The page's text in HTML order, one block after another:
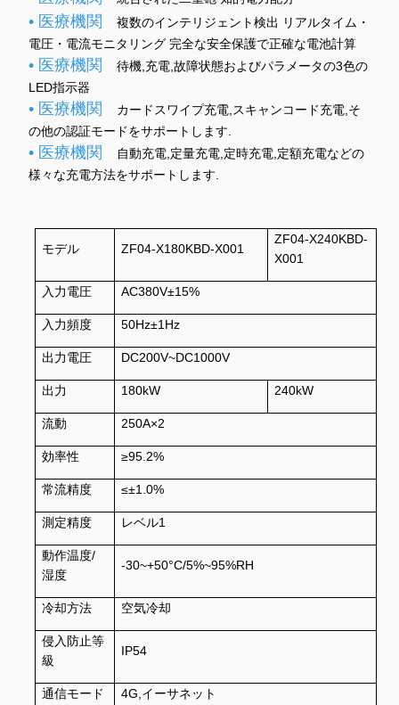
• 医療機関
複数のインテリジェント検出 リアルタイム・
電圧・電流モニタリング 完全な安全保護で正確な電池計算
• 医療機関
待機,充電,故障状態およびパラメータの3色の
LED指示器
• 医療機関
カードスワイプ充電,スキャンコード充電,そ
の他の認証モードをサポートします.
• 医療機関
自動充電,定量充電,定時充電,定額充電などの
様々な充電方法をサポートします.
モデル ZF04-X180KBD-X001
ZF04-X240KBD-
X001
入力電圧 AC380V±15%
入力頻度 50Hz±1Hz
出力電圧 DC200V~DC1000V
出力 180kW 240kW
流動 250A×2
効率性 ≥95.2%
常流精度 ≤±1.0%
測定精度 レベル1
動作温度/
湿度
-30~+50°C/5%~95%RH
冷却方法 空気冷却
侵入防止等
級
IP54
通信モード 4G,イーサネット